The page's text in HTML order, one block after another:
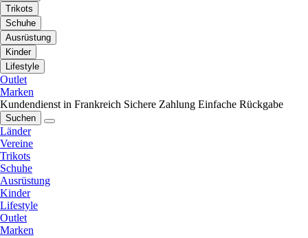
Trikots
Schuhe
Ausrüstung
Kinder
Lifestyle
Outlet
Marken
Kundendienst in Frankreich Sichere Zahlung Einfache Rückgabe
Suchen
Länder
Vereine
Trikots
Schuhe
Ausrüstung
Kinder
Lifestyle
Outlet
Marken